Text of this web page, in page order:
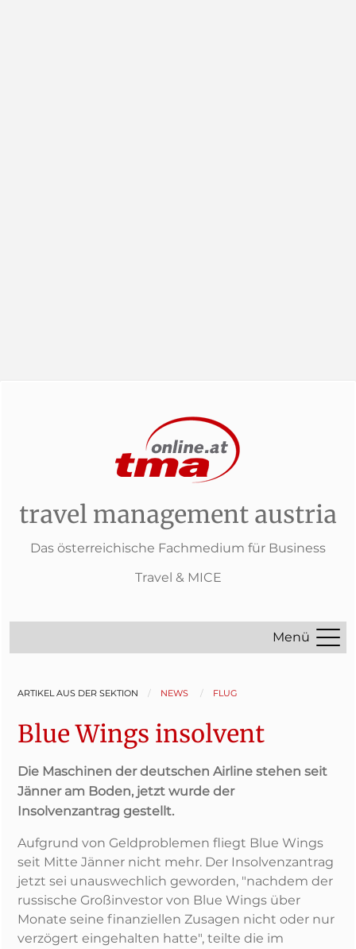
travel management austria
Das österreichische Fachmedium für Business
Travel & MICE
Menü
ARTIKEL AUS DER SEKTION NEWS FLUG
Blue Wings insolvent
Die Maschinen der deutschen Airline stehen seit
Jänner am Boden, jetzt wurde der
Insolvenzantrag gestellt.
Aufgrund von Geldproblemen fliegt Blue Wings
seit Mitte Jänner nicht mehr. Der Insolvenzantrag
jetzt sei unauswechlich geworden, "nachdem der
russische Großinvestor von Blue Wings über
Monate seine finanziellen Zusagen nicht oder nur
verzögert eingehalten hatte", teilte die im